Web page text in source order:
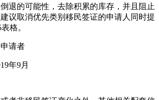
退的可能性，去除积累的库存，并且阻止
议取消优先类别移民签证的申请人同时提
格。
请者
年9月